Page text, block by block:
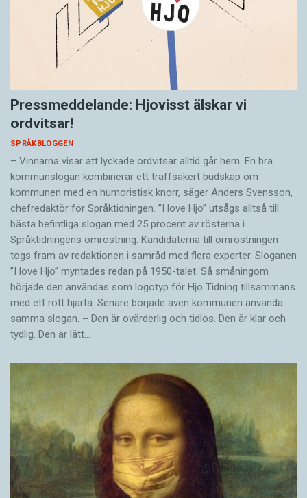
Pressmeddelande: Hjovisst älskar vi
ordvitsar!
SPRÅKBLOGGEN
– Vinnarna visar att lyckade ordvitsar alltid går hem. En bra
kommunslogan kombinerar ett träffsäkert budskap om
kommunen med en humoristisk knorr, säger Anders Svensson,
chefredaktör för Språktidningen. ”I love Hjo” utsågs alltså till
bästa befintliga slogan med 25 procent av rösterna i
Språktidningens omröstning. Kandidaterna till omröstningen
togs fram av redaktionen i samråd med flera experter. Sloganen
”I love Hjo” myntades redan på 1950-talet. Så småningom
började den användas som logotyp för Hjo Tidning tillsammans
med ett rött hjärta. Senare började även kommunen använda
samma slogan. – Den är ovärderlig och tidlös. Den är klar och
tydlig. Den är lätt…